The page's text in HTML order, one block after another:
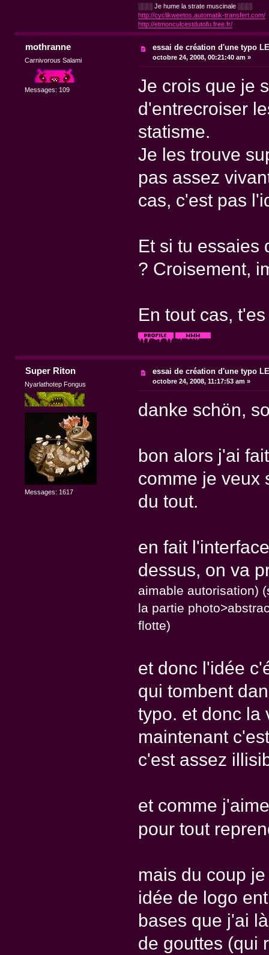
░░░ Je hume la strate muscinale ░░░
http://cyclikweetos.automatik-transfert.com/
http://etmonculcestdutofu.free.fr/
mothranne
Carnivorous Salami
Messages: 109
essai de création d'une typo
octobre 24, 2008, 00:21:40 am »
Je crois que je
d'entrecroiser
statisme.
Je les trouve
pas assez
cas, c'est pas
Et si tu essaies
? Croisement,
En tout cas,
Super Riton
Nyarlathotep Fongus
Messages: 1617
essai de création d'une typo
octobre 24, 2008, 11:17:53 am »
danke schön,
bon alors j'ai
comme je veux
du tout.
en fait
dessus, on va
aimable autorisation)
la partie
flotte)
et donc l'idée
qui tombent
typo. et donc la
maintenant
c'est assez
et comme
pour tout
mais du coup
idée de logo
bases que j'ai
de gouttes (qui